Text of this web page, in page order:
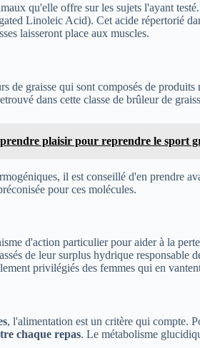
qu'elle offre sur les sujets l'ayant
Linoleic Acid). Cet acide répertorié
laisseront place aux muscles.
de graisse qui sont composés de
dans cette classe de brûleur de
plaisir pour reprendre le sport
il est conseillé d'en prendre
pour ces molécules.
d'action particulier pour aider à la
de leur surplus hydrique responsable
privilégiés des femmes qui en
, l'alimentation est un critère qui compte.
chaque repas. Le métabolisme